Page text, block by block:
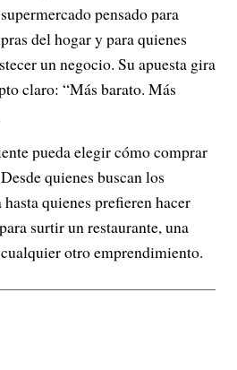
pensado para
del hogar y para quienes
un negocio. Su apuesta gira
claro: “Más barato. Más
pueda elegir cómo comprar
quienes buscan los
quienes prefieren hacer
surtir un restaurante, una
otro emprendimiento.